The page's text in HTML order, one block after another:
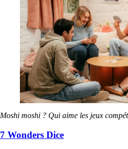
Moshi moshi ? Qui aime les jeux
7 Wonders Dice